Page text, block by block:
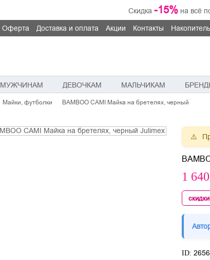
Скидка -15% на всё
Оферта Доставка и оплата Акции Контакты
МУЖЧИНАМ ДЕВОЧКАМ МАЛЬЧИКАМ
Майки, футболки BAMBOO CAMI Майка на бретелях, черный
1 640
ID: